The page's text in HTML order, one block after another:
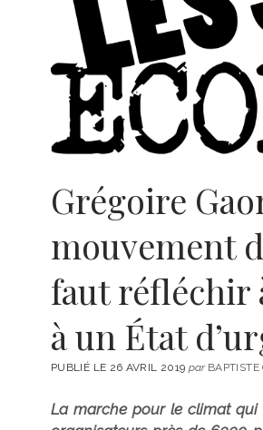
Grégoire
mouvement
faut réfléchir
à un État
PUBLIÉ LE 26 AVRIL 2019 parBAPTISTE
La marche pour le climat qui